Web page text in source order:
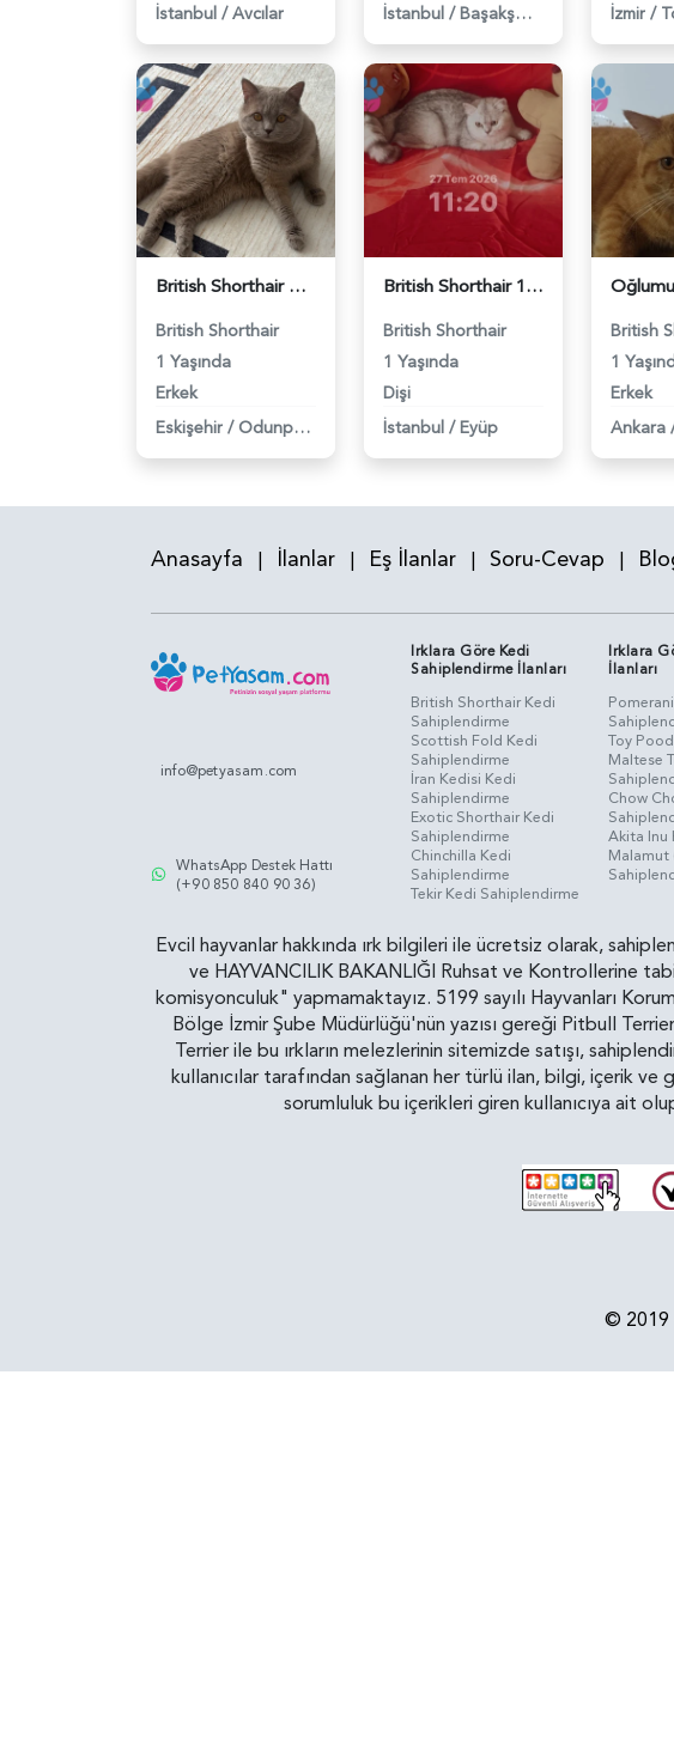
İstanbul / Avcılar
İstanbul / Başakşehir
İzmir /
British Shorthair Oğlumuza eş arıyoruz - 118984638
British Shorthair
1 Yaşında
Erkek
Eskişehir / Odunpazarı
British Shorthair 11 Aylık Kızım Eş Arıyor - 118984640
British Shorthair
1 Yaşında
Dişi
İstanbul / Eyüp
British
1
Erkek
Ankara
Anasayfa | İlanlar | Eş İlanlar | Soru-Cevap |
info@petyasam.com
WhatsApp Destek Hattı
(+90 850 840 90 36)
Irklara Göre Kedi
Sahiplendirme İlanları
British Shorthair Kedi
Sahiplendirme
Scottish Fold Kedi
Sahiplendirme
İran Kedisi Kedi
Sahiplendirme
Exotic Shorthair Kedi
Sahiplendirme
Chinchilla Kedi
Sahiplendirme
Tekir Kedi Sahiplendirme
Irklara
İlanları
Toy
Maltese
Chow
Akita Inu
Malamut
Evcil hayvanlar hakkında ırk bilgileri ile ücretsiz olarak,
ve HAYVANCILIK BAKANLIĞI Ruhsat ve Kontrollerine
komisyonculuk" yapmamaktayız. 5199 sayılı Hayvanları
Bölge İzmir Şube Müdürlüğü'nün yazısı gereği Pitbull
Terrier ile bu ırkların melezlerinin sitemizde satışı,
kullanıcılar tarafından sağlanan her türlü ilan, bilgi, içerik
sorumluluk bu içerikleri giren kullanıcıya ait
© 2019